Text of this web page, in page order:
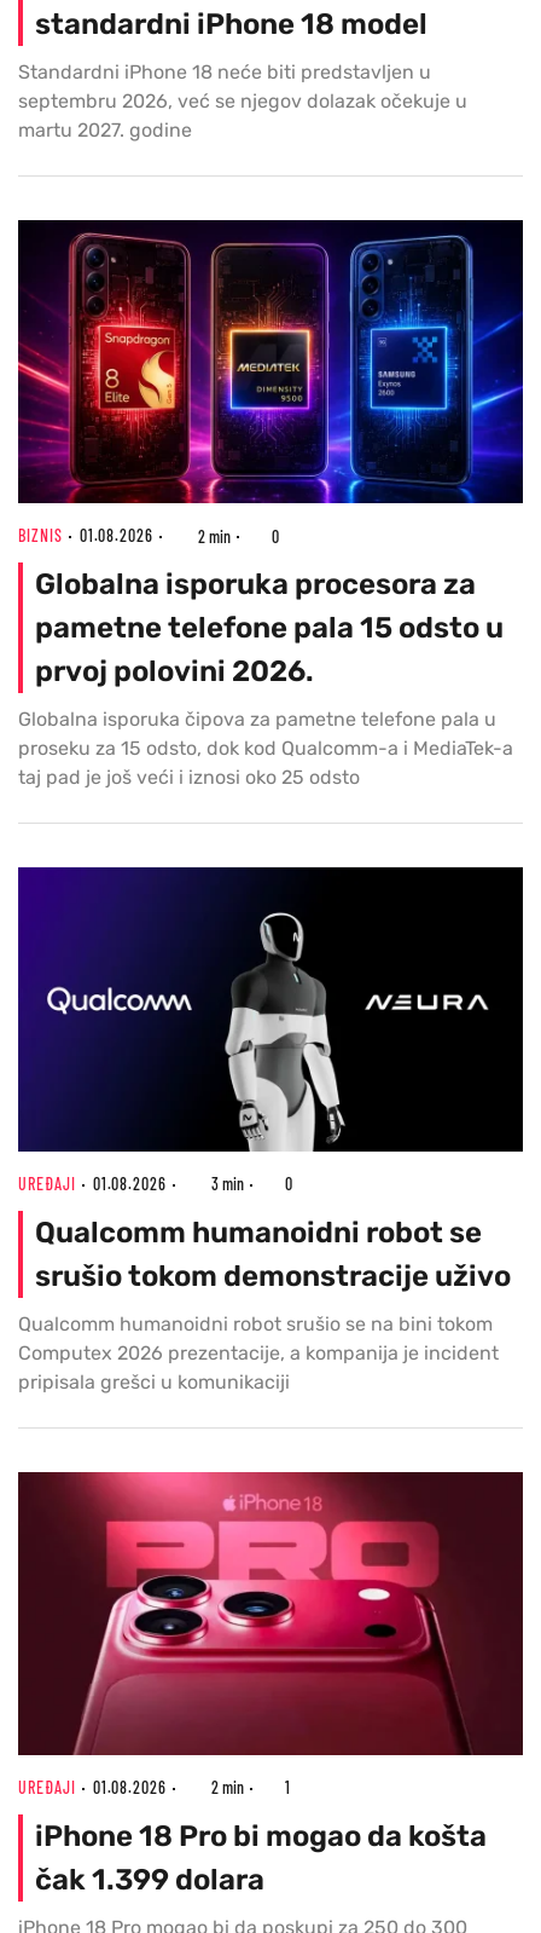
standardni iPhone 18 model
Standardni iPhone 18 neće biti predstavljen u
septembru 2026, već se njegov dolazak očekuje u
martu 2027. godine
BIZNIS 01.08.2026 2 min 0
Globalna isporuka procesora za
pametne telefone pala 15 odsto u
prvoj polovini 2026.
Globalna isporuka čipova za pametne telefone pala u
proseku za 15 odsto, dok kod Qualcomm-a i MediaTek-a
taj pad je još veći i iznosi oko 25 odsto
UREĐAJI 01.08.2026 3 min 0
Qualcomm humanoidni robot se
srušio tokom demonstracije uživo
Qualcomm humanoidni robot srušio se na bini tokom
Computex 2026 prezentacije, a kompanija je incident
pripisala grešci u komunikaciji
UREĐAJI 01.08.2026 2 min 1
iPhone 18 Pro bi mogao da košta
čak 1.399 dolara
iPhone 18 Pro mogao bi da poskupi za 250 do 300